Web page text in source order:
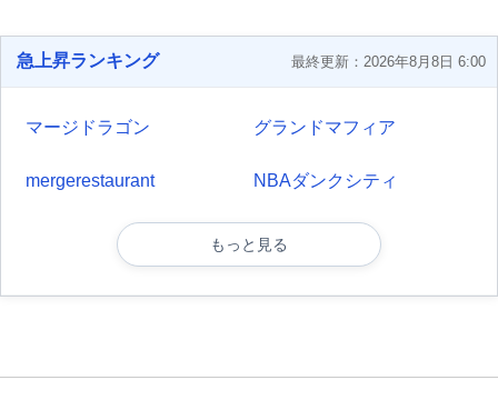
急上昇ランキング 最終更新：2026年8月8日 6:00
マージドラゴン グランドマフィア
mergerestaurant NBAダンクシティ
もっと見る